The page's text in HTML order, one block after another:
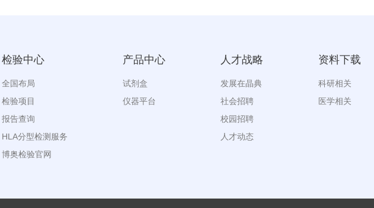
检验中心
全国布局
检验项目
报告查询
HLA分型检测服务
博奥检验官网
产品中心
试剂盒
仪器平台
人才战略
发展在晶典
社会招聘
校园招聘
人才动态
资料下载
科研相关
医学相关